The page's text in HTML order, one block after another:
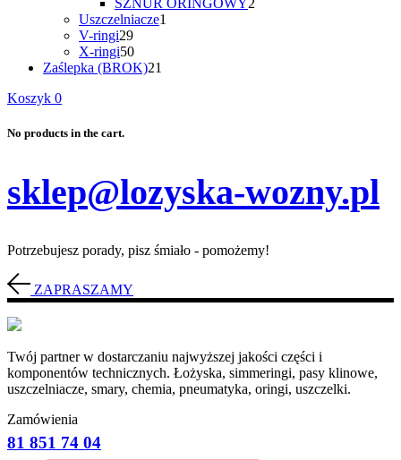
SZNUR ORINGOWY2
Uszczelniacze1
V-ringi2929
produktów
X-ringi5050
produktów
Zaślepka (BROK)21
Koszyk 0
No products in the cart.
sklep@lozyska-wozny.pl
Potrzebujesz porady, pisz śmiało - pomożemy!
ZAPRASZAMY
Twój partner w dostarczaniu najwyższej jakości części i
komponentów technicznych. Łożyska, simmeringi, pasy klinowe,
uszczelniacze, smary, chemia, pneumatyka, oringi, uszczelki.
Zamówienia
81 851 74 04